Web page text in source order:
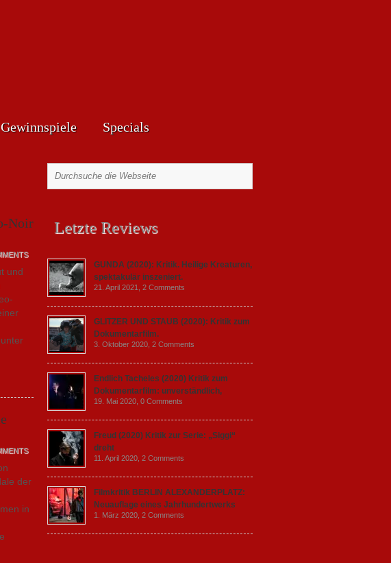
Gewinnspiele Specials
Noir
und
der
in
Letzte Reviews
GUNDA (2020): Kritik. Heilige Kreaturen,
spektakulär inszeniert.
21. April 2021, 2 Comments
GLITZER UND STAUB (2020): Kritik zum
Dokumentarfilm.
3. Oktober 2020, 2 Comments
Endlich Tacheles (2020) Kritik zum
Dokumentarfilm: unverständlich,
19. Mai 2020, 0 Comments
Freud (2020) Kritik zur Serie: „Siggi“
dreht
11. April 2020, 2 Comments
Filmkritik BERLIN ALEXANDERPLATZ:
Neuauflage eines Jahrhundertwerks
1. März 2020, 2 Comments